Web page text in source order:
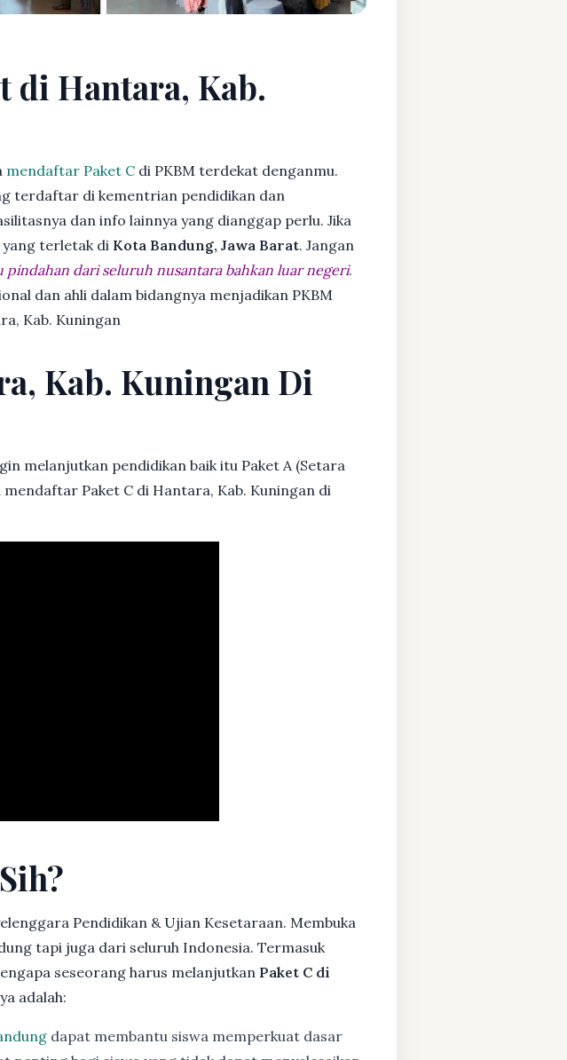
di Hantara, Kab.
mendaftar Paket C di PKBM terdekat denganmu.
terdaftar di kementrian pendidikan dan
dan info lainnya yang dianggap perlu. Jika
yang terletak di Kota Bandung, Jawa Barat. Jangan
dari seluruh nusantara bahkan luar negeri.
dan ahli dalam bidangnya menjadikan PKBM
Kab. Kuningan
Kab. Kuningan Di
melanjutkan pendidikan baik itu Paket A (Setara
mendaftar Paket C di Hantara, Kab. Kuningan di
Pendidikan & Ujian Kesetaraan. Membuka
tapi juga dari seluruh Indonesia. Termasuk
seseorang harus melanjutkan Paket C di
adalah:
dapat membantu siswa memperkuat dasar